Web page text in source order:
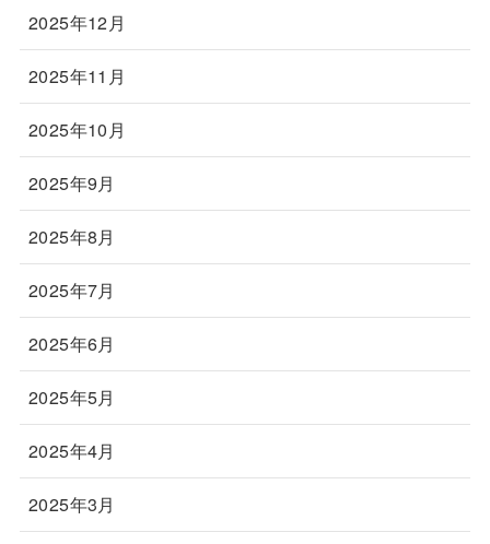
2025年12月
2025年11月
2025年10月
2025年9月
2025年8月
2025年7月
2025年6月
2025年5月
2025年4月
2025年3月